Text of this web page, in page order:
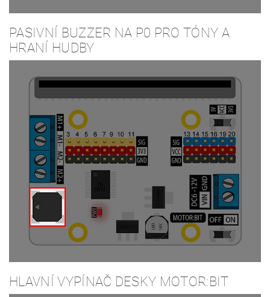
PASIVNÍ BUZZER NA P0 PRO TÓNY A
HRANÍ HUDBY
HLAVNÍ VYPÍNAČ DESKY MOTOR:BIT